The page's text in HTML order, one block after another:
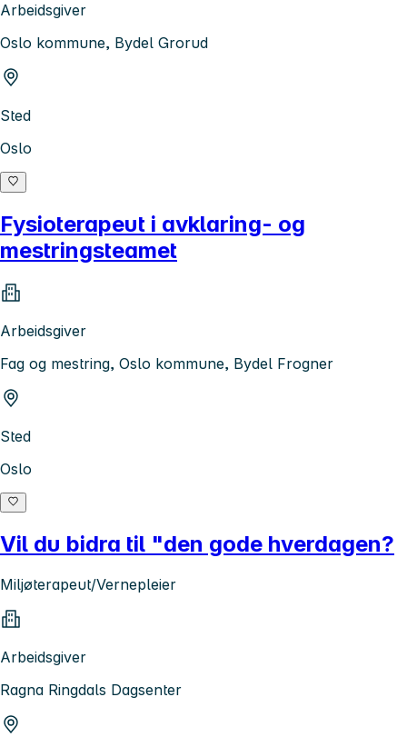
Arbeidsgiver
Oslo kommune, Bydel Grorud
Sted
Oslo
Fysioterapeut i avklaring- og
mestringsteamet
Arbeidsgiver
Fag og mestring, Oslo kommune, Bydel Frogner
Sted
Oslo
Vil du bidra til "den gode hverdagen?
Miljøterapeut/Vernepleier
Arbeidsgiver
Ragna Ringdals Dagsenter